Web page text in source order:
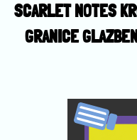
SCARLET NOTES
GRANICE